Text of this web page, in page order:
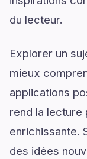
du lecteur.
Explorer un
mieux
applications
rend la lecture
enrichissante.
des idées